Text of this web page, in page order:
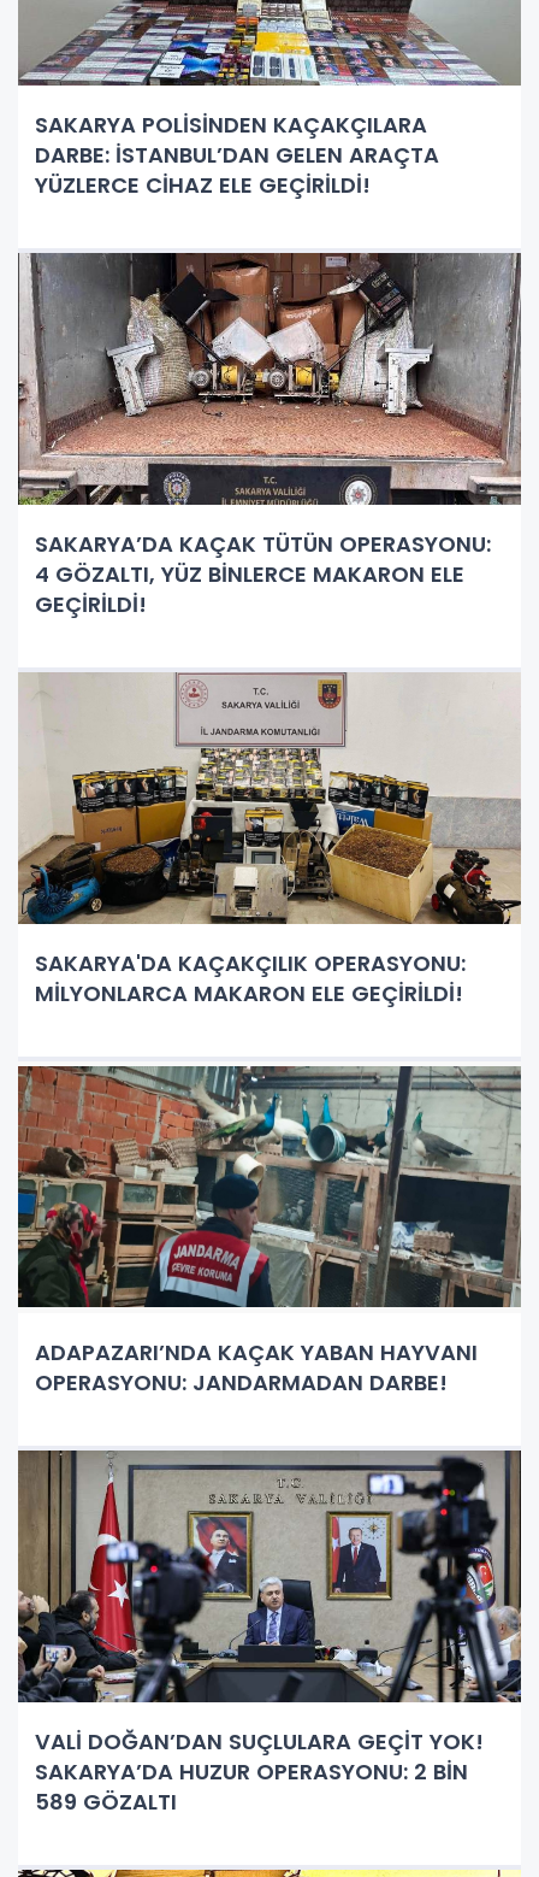
SAKARYA POLİSİNDEN KAÇAKÇILARA
DARBE: İSTANBUL’DAN GELEN ARAÇTA
YÜZLERCE CİHAZ ELE GEÇİRİLDİ!
SAKARYA’DA KAÇAK TÜTÜN OPERASYONU:
4 GÖZALTI, YÜZ BİNLERCE MAKARON ELE
GEÇİRİLDİ!
SAKARYA'DA KAÇAKÇILIK OPERASYONU:
MİLYONLARCA MAKARON ELE GEÇİRİLDİ!
ADAPAZARI’NDA KAÇAK YABAN HAYVANI
OPERASYONU: JANDARMADAN DARBE!
VALİ DOĞAN’DAN SUÇLULARA GEÇİT YOK!
SAKARYA’DA HUZUR OPERASYONU: 2 BİN
589 GÖZALTI